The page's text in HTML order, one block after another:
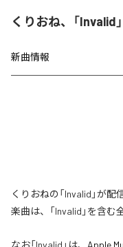
くりおね、「Invalid
新曲情報
くりおねの「Invalid」が
楽曲は、「Invalid」を含む
なお「Invalid 」は、 Apple